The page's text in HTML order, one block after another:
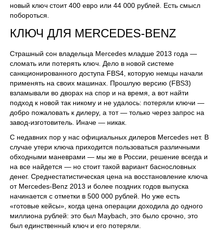
новый ключ стоит 400 евро или 44 000 рублей. Есть смысл
побороться.
КЛЮЧ ДЛЯ MERCEDES-BENZ
Страшный сон владельца Mercedes младше 2013 года —
сломать или потерять ключ. Дело в новой системе
санкционированного доступа FBS4, которую немцы начали
применять на своих машинах. Прошлую версию (FBS3)
взламывали во дворах на спор и на время, а вот найти
подход к новой так никому и не удалось: потеряли ключи —
добро пожаловать к дилеру, а тот — только через запрос на
завод-изготовитель. Иначе — никак.
С недавних пор у нас официальных дилеров Mercedes нет. В
случае утери ключа приходится пользоваться различными
обходными маневрами — мы же в России, решение всегда и
на все найдется — но стоит такой вариант баснословных
денег. Среднестатистическая цена на восстановление ключа
от Mercedes-Benz 2013 и более поздних годов выпуска
начинается с отметки в 500 000 рублей. Но уже есть
«готовые кейсы», когда цена операции доходила до одного
миллиона рублей: это был Maybach, это было срочно, это
был единственный ключ и его потеряли.